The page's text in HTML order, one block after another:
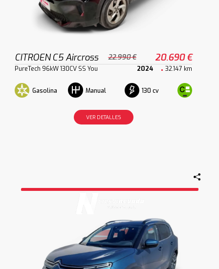
CITROEN C5 Aircross 22.990 € 20.690 €
PureTech 96kW 130CV SS You 2024 32.147 km
Gasolina Manual 130 cv
VER DETALLES